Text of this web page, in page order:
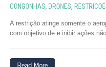
CONGONHAS, DRONES,
A restrição atinge somente o
com objetivo de e inibir ações
Read More